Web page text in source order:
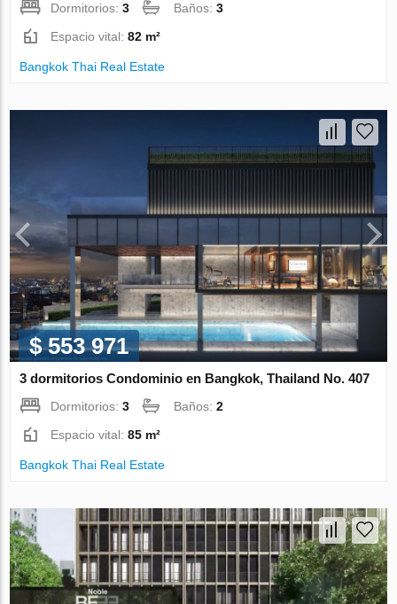
Dormitorios:3 Baños:3
Espacio vital:82 m²
Bangkok Thai Real Estate
$ 553 971
3 dormitorios Condominio en Bangkok, Thailand No. 407
Dormitorios:3 Baños:2
Espacio vital:85 m²
Bangkok Thai Real Estate